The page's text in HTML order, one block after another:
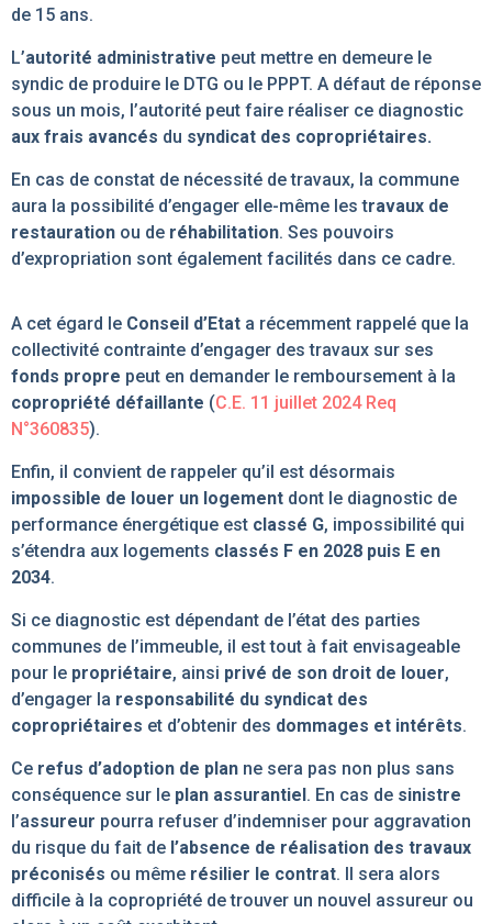
de 15 ans.
L’autorité administrative peut mettre en demeure le
syndic de produire le DTG ou le PPPT. A défaut de réponse
sous un mois, l’autorité peut faire réaliser ce diagnostic
aux frais avancés du syndicat des copropriétaires.
En cas de constat de nécessité de travaux, la commune
aura la possibilité d’engager elle-même les travaux de
restauration ou de réhabilitation. Ses pouvoirs
d’expropriation sont également facilités dans ce cadre.
A cet égard le Conseil d’Etat a récemment rappelé que la
collectivité contrainte d’engager des travaux sur ses
fonds propre peut en demander le remboursement à la
copropriété défaillante (C.E. 11 juillet 2024 Req
N°360835).
Enfin, il convient de rappeler qu’il est désormais
impossible de louer un logement dont le diagnostic de
performance énergétique est classé G, impossibilité qui
s’étendra aux logements classés F en 2028 puis E en
2034.
Si ce diagnostic est dépendant de l’état des parties
communes de l’immeuble, il est tout à fait envisageable
pour le propriétaire, ainsi privé de son droit de louer,
d’engager la responsabilité du syndicat des
copropriétaires et d’obtenir des dommages et intérêts.
Ce refus d’adoption de plan ne sera pas non plus sans
conséquence sur le plan assurantiel. En cas de sinistre
l’assureur pourra refuser d’indemniser pour aggravation
du risque du fait de l’absence de réalisation des travaux
préconisés ou même résilier le contrat. Il sera alors
difficile à la copropriété de trouver un nouvel assureur ou